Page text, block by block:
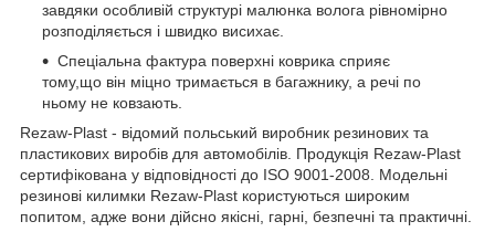
завдяки особливій структурі малюнка волога рівномірно
розподіляється і швидко висихає.
Спеціальна фактура поверхні коврика сприяє
тому,що він міцно тримається в багажнику, а речі по
ньому не ковзають.
Rezaw-Plast - відомий польський виробник резинових та
пластикових виробів для автомобілів. Продукція Rezaw-Plast
сертифікована у відповідності до ISO 9001-2008. Модельні
резинові килимки Rezaw-Plast користуються широким
попитом, адже вони дійсно якісні, гарні, безпечні та практичні.